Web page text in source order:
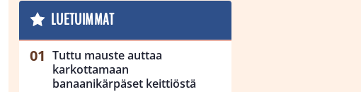
LUETUIMMAT
Tuttu mauste auttaa
karkottamaan
banaanikärpäset keittiöstä